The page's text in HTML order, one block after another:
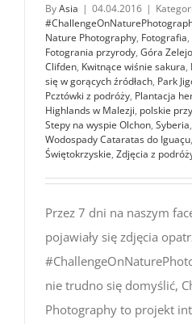
ByAsia | 04.04.2016 |
Nature Photography, Fotografia,
Fotogrania przyrody, Góra
Clifden, Kwitnące wiśnie sakura,
się w gorących źródłach, Park
Pcztówki z podróży, Plantacja
Highlands w Malezji, polskie
Stepy na wyspie Olchon, Syberia,
Wodospady Cataratas do Iguaçu,
Świętokrzyskie, Zdjęcia z
Przez 7 dni na naszym
pojawiały się zdjęcia
nie trudno się domyślić,
Photography to projekt